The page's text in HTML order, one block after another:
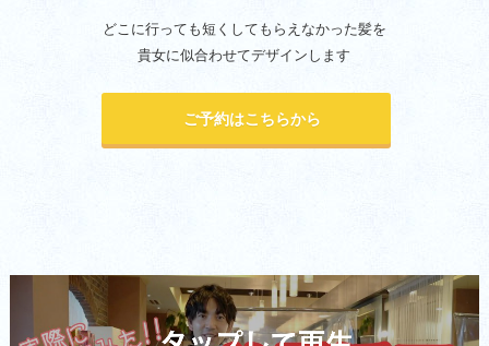
どこに行っても短くしてもらえなかった髪を
貴女に似合わせてデザインします
ご予約はこちらから